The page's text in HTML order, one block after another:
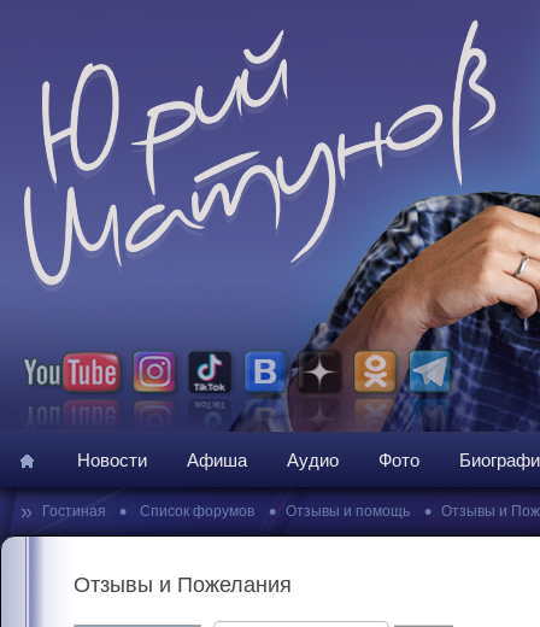
Новости Афиша Аудио Фото
» Гостиная • Список форумов • Отзывы и помощь • Отзывы и
Отзывы и Пожелания